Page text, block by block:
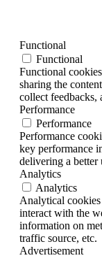
Functional
Functional
Functional
sharing the
collect feedbacks,
Performance
Performance
Performance
key performance
delivering a better
Analytics
Analytics
Analytical
interact with the
information on
traffic source, etc.
Advertisement